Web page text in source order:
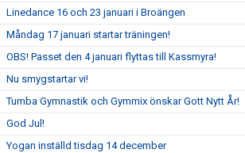
Linedance 16 och 23 januari i Broängen
Måndag 17 januari startar träningen!
OBS! Passet den 4 januari flyttas till Kassmyra!
Nu smygstartar vi!
Tumba Gymnastik och Gymmix önskar Gott Nytt År!
God Jul!
Yogan inställd tisdag 14 december